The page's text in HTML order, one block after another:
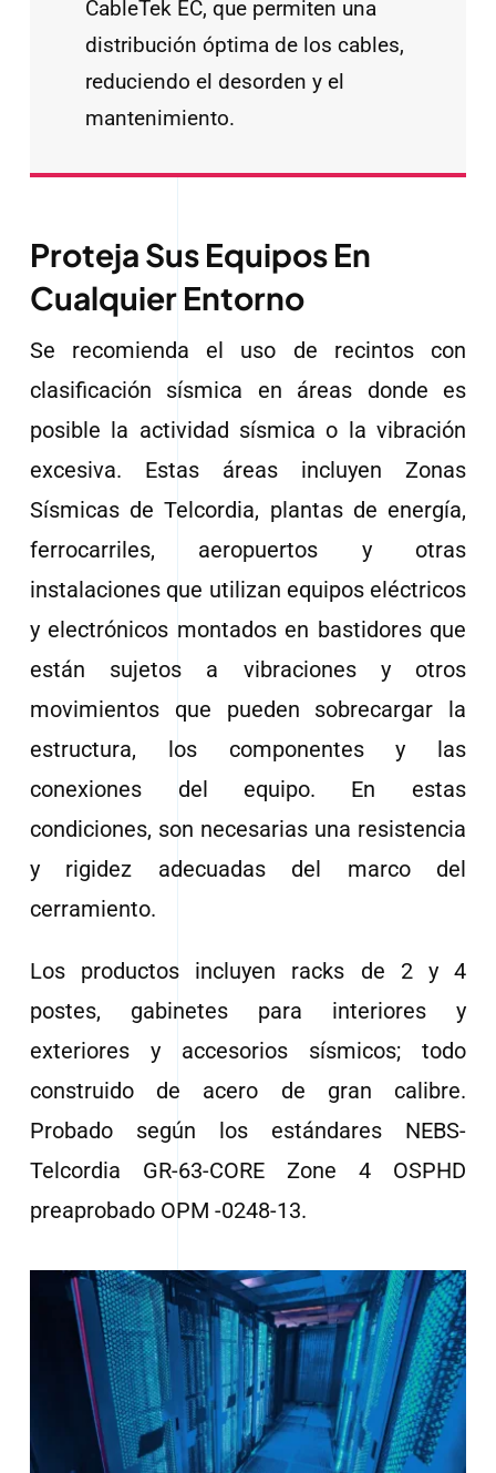
CableTek EC, que permiten una
distribución óptima de los cables,
reduciendo el desorden y el
mantenimiento.
Proteja Sus Equipos En
Cualquier Entorno
Se recomienda el uso de recintos con
clasificación sísmica en áreas donde es
posible la actividad sísmica o la vibración
excesiva. Estas áreas incluyen Zonas
Sísmicas de Telcordia, plantas de energía,
ferrocarriles, aeropuertos y otras
instalaciones que utilizan equipos eléctricos
y electrónicos montados en bastidores que
están sujetos a vibraciones y otros
movimientos que pueden sobrecargar la
estructura, los componentes y las
conexiones del equipo. En estas
condiciones, son necesarias una resistencia
y rigidez adecuadas del marco del
cerramiento.
Los productos incluyen racks de 2 y 4
postes, gabinetes para interiores y
exteriores y accesorios sísmicos; todo
construido de acero de gran calibre.
Probado según los estándares NEBS-
Telcordia GR-63-CORE Zone 4 OSPHD
preaprobado OPM -0248-13.